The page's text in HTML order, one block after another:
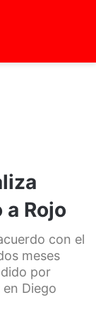
Rojo
con el
meses
por
Diego